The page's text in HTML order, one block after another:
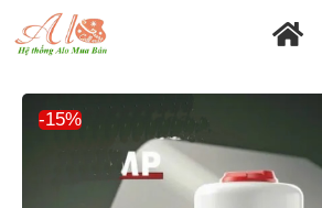
-15%